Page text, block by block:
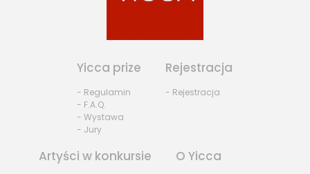
Yicca prize
- Regulamin
- F.A.Q.
- Wystawa
- Jury
Rejestracja
- Rejestracja
Artyści w konkursie O Yicca